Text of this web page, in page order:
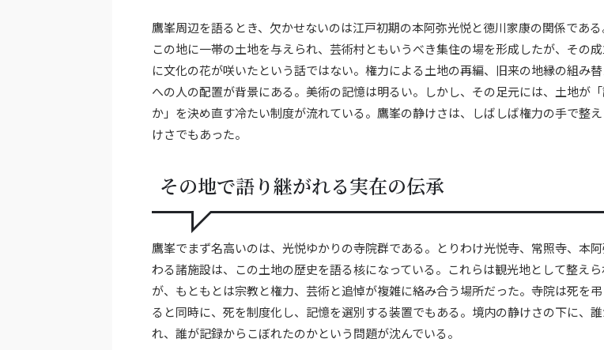
鷹峯周辺を語るとき、欠かせないのは江戸初期の本阿弥光悦と徳川家康の関係であ
この地に一帯の土地を与えられ、芸術村ともいうべき集住の場を形成したが、その
に文化の花が咲いたという話ではない。権力による土地の再編、旧来の地縁の組み
への人の配置が背景にある。美術の記憶は明るい。しかし、その足元には、土地が
か」を決め直す冷たい制度が流れている。鷹峯の静けさは、しばしば権力の手で整
けさでもあった。
その地で語り継がれる実在の伝承
鷹峯でまず名高いのは、光悦ゆかりの寺院群である。とりわけ光悦寺、常照寺、本
わる諸施設は、この土地の歴史を語る核になっている。これらは観光地として整えら
が、もともとは宗教と権力、芸術と追悼が複雑に絡み合う場所だった。寺院は死を
ると同時に、死を制度化し、記憶を選別する装置でもある。境内の静けさの下に、
れ、誰が記録からこぼれたのかという問題が沈んでいる。